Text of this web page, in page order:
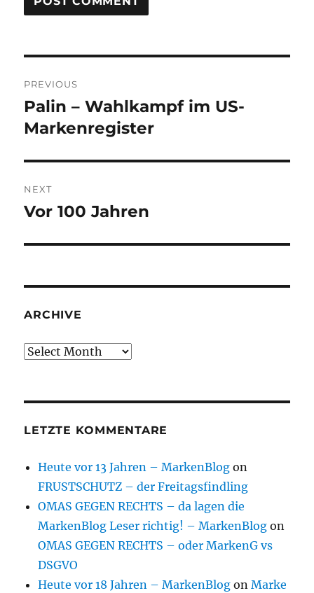
navigation
PREVIOUS
Previous
post:
Palin – Wahlkampf im US-
Markenregister
NEXT
Next
Vor 100 Jahren
ARCHIVE
Archive
LETZTE KOMMENTARE
Heute vor 13 Jahren – MarkenBlog on
FRUSTSCHUTZ – der Freitagsfindling
OMAS GEGEN RECHTS – da lagen die
MarkenBlog Leser richtig! – MarkenBlog on
OMAS GEGEN RECHTS – oder MarkenG vs
DSGVO
Heute vor 18 Jahren – MarkenBlog onMarke